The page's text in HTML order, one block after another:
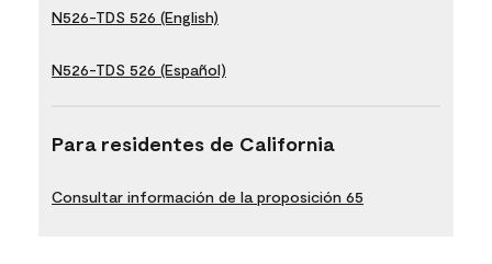
N526-TDS 526 (English)
N526-TDS 526 (Español)
Para residentes de California
Consultar información de la proposición 65